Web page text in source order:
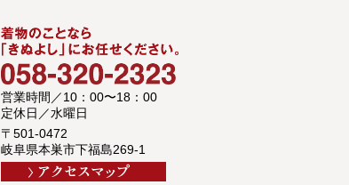
営業時間／10：00〜18：00
定休日／水曜日
〒501-0472
岐阜県本巣市下福島269-1